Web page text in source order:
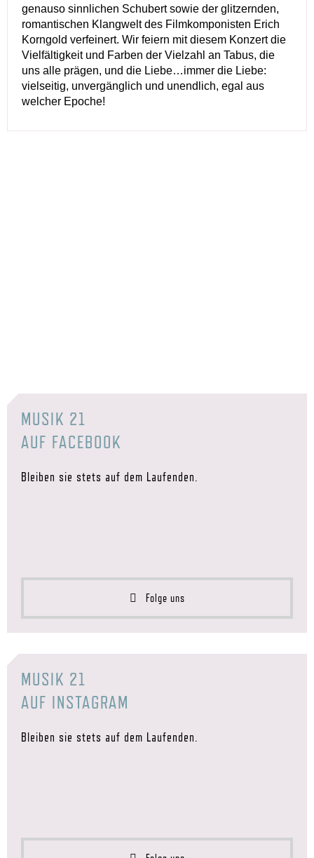
genauso sinnlichen Schubert sowie der glitzernden,
romantischen Klangwelt des Filmkomponisten Erich
Korngold verfeinert. Wir feiern mit diesem Konzert die
Vielfältigkeit und Farben der Vielzahl an Tabus, die
uns alle prägen, und die Liebe…immer die Liebe:
vielseitig, unvergänglich und unendlich, egal aus
welcher Epoche!
MUSIK 21
AUF FACEBOOK
Bleiben sie stets auf dem Laufenden.
Folge uns
MUSIK 21
AUF INSTAGRAM
Bleiben sie stets auf dem Laufenden.